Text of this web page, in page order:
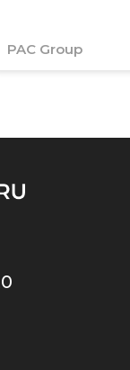
PAC Group